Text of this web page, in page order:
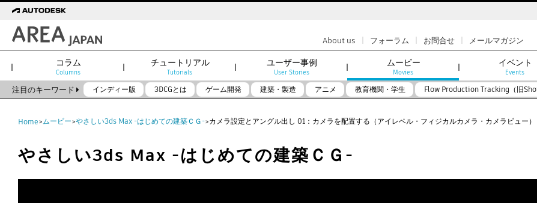
About us | フォーラム | お問合せ | メールマガジン
コラム
Columns
チュートリアル
Tutorials
ユーザー事例
User Stories
ムービー
Movies
イベント
Events
注目のキーワード インディー版 3DCGとは ゲーム開発 建築・製造 アニメ 教育機関・学生 Flow Production Tracking（旧
Home>ムービー>やさしい3ds Max -はじめての建築ＣＧ->カメラ設定とアングル出し 01：カメラを配置する（アイレベル・フィジカルカメラ・カメラビュー）
やさしい3ds Max -はじめての建築ＣＧ-